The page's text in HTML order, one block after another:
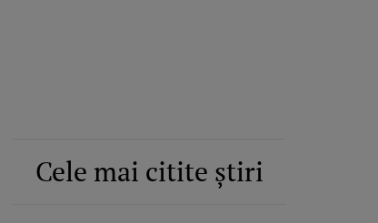
Cele mai citite știri